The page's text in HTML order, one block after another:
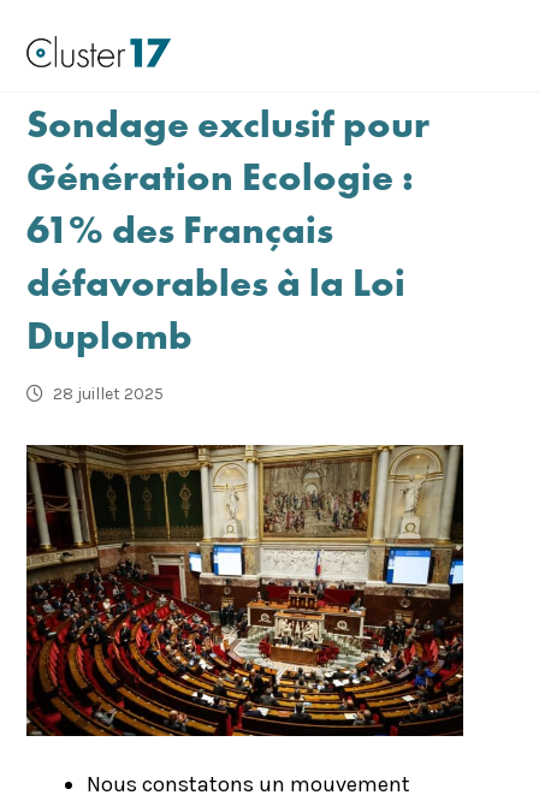
Sondage exclusif pour
Génération Ecologie :
61% des Français
défavorables à la Loi
Duplomb
28 juillet 2025
Nous constatons un mouvement